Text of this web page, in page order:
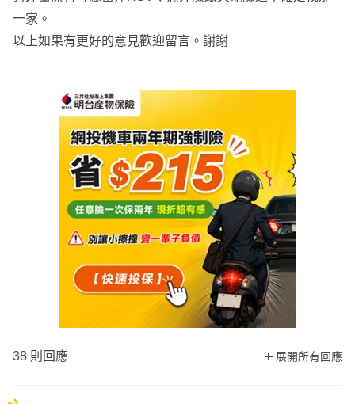
一家。
以上如果有更好的意見歡迎留言。謝謝
38 則回應 展開所有回應